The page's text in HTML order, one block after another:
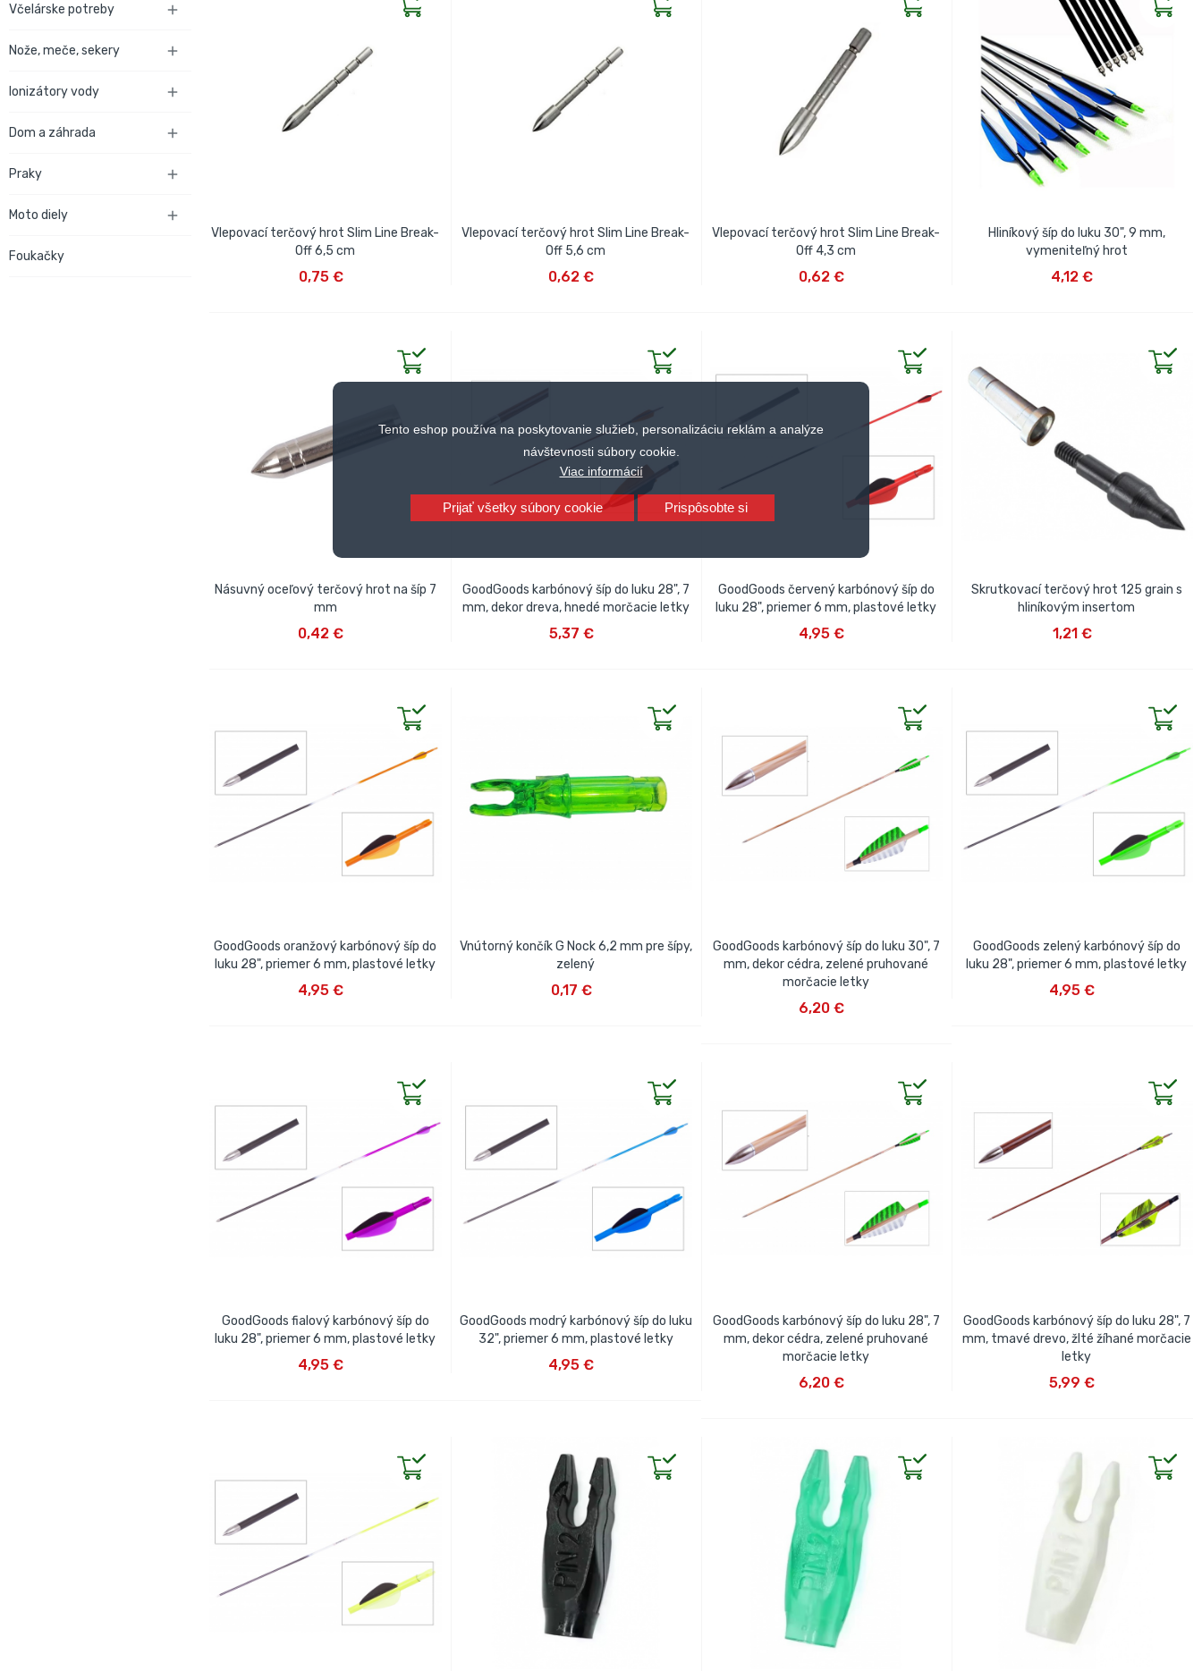
Tento eshop používa na poskytovanie služieb, personalizáciu reklám a analýze
návštevnosti súbory cookie.
Viac informácií
Prijať všetky súbory cookie Prispôsobte si
Včelárske potreby 
Nože, meče, sekery 
Ionizátory vody 
Dom a záhrada 
Praky 
Moto diely 
Foukačky
Vlepovací terčový hrot Slim Line Break-
Off 6,5 cm
0,75 €
Vlepovací terčový hrot Slim Line Break-
Off 5,6 cm
0,62 €
Vlepovací terčový hrot Slim Line Break-
Off 4,3 cm
0,62 €
Hliníkový šíp do luku 30", 9 mm,
vymeniteľný hrot
4,12 €
Násuvný oceľový terčový hrot na šíp 7
mm
0,42 €
GoodGoods karbónový šíp do luku 28", 7
mm, dekor dreva, hnedé morčacie letky
5,37 €
GoodGoods červený karbónový šíp do
luku 28", priemer 6 mm, plastové letky
4,95 €
Skrutkovací terčový hrot 125 grain s
hliníkovým insertom
1,21 €
GoodGoods oranžový karbónový šíp do
luku 28", priemer 6 mm, plastové letky
4,95 €
Vnútorný končík G Nock 6,2 mm pre šípy,
zelený
0,17 €
GoodGoods karbónový šíp do luku 30", 7
mm, dekor cédra, zelené pruhované
morčacie letky
6,20 €
GoodGoods zelený karbónový šíp do
luku 28", priemer 6 mm, plastové letky
4,95 €
GoodGoods fialový karbónový šíp do
luku 28", priemer 6 mm, plastové letky
4,95 €
GoodGoods modrý karbónový šíp do luku
32", priemer 6 mm, plastové letky
4,95 €
GoodGoods karbónový šíp do luku 28", 7
mm, dekor cédra, zelené pruhované
morčacie letky
6,20 €
GoodGoods karbónový šíp do luku 28", 7
mm, tmavé drevo, žlté žíhané morčacie
letky
5,99 €